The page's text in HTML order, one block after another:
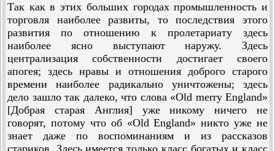
Так как в этих больших городах промышленность и
торговля наиболее развиты, то последствия этого
развития по отношению к пролетариату здесь
наиболее ясно выступают наружу. Здесь
централизация собственности достигает своего
апогея; здесь нравы и отношения доброго старого
времени наиболее радикально уничтожены; здесь
дело зашло так далеко, что слова «Old merry England»
[Добрая старая Англия] уже никому ничего не
говорят, потому что об «Old England» никто уже не
знает даже по воспоминаниям и из рассказов